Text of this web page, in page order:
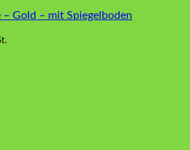
– Gold – mit Spiegelboden